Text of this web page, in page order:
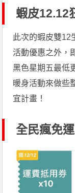
蝦皮12.12
此次的蝦皮雙12
活動優惠之外，
黑色星期五最低
暖身活動來做些
宜計畫！
全民瘋免運